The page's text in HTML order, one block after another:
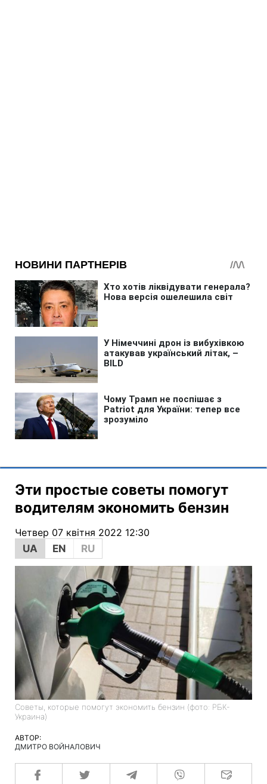
Эти простые советы помогут
водителям экономить бензин
Четвер 07 квітня 2022 12:30
UA
EN RU
Советы, которые помогут экономить бензин (фото: РБК-
Украина)
АВТОР:
ДМИТРО ВОЙНАЛОВИЧ